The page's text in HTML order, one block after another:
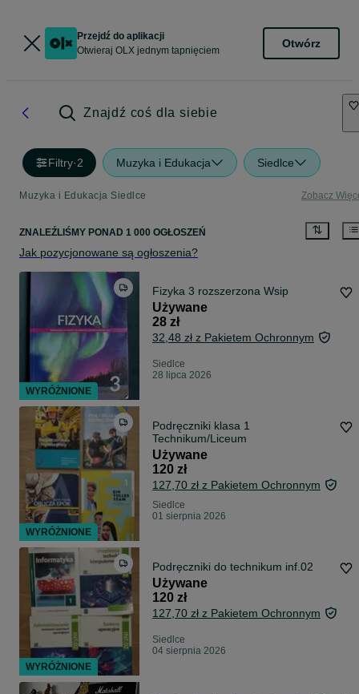
Przejdź do aplikacji
Otwieraj OLX jednym tapnięciem
Otwórz
Znajdź coś dla siebie
Filtry·2 Muzyka i Edukacja Siedlce
Muzyka i Edukacja Siedlce Zobacz
ZNALEŹLIŚMY PONAD 1 000 OGŁOSZEŃ
Jak pozycjonowane są ogłoszenia?
Fizyka 3 rozszerzona Wsip
Używane
28 zł
32,48 zł z Pakietem Ochronnym
Siedlce
28 lipca 2026
Podręczniki klasa 1
Technikum/Liceum
Używane
120 zł
127,70 zł z Pakietem Ochronnym
Siedlce
01 sierpnia 2026
Podręczniki do technikum inf.02
Używane
120 zł
127,70 zł z Pakietem Ochronnym
Siedlce
04 sierpnia 2026
WYRÓŻNIONE
WYRÓŻNIONE
WYRÓŻNIONE